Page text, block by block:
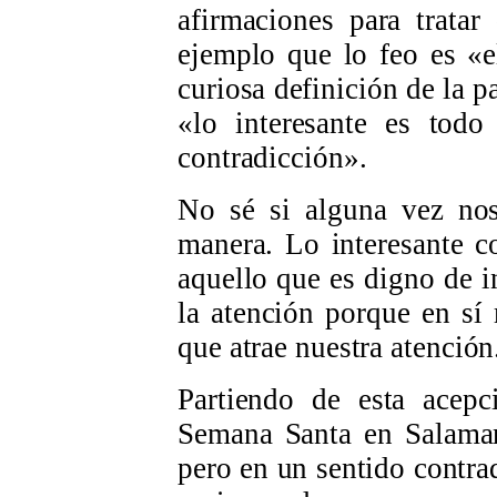
afirmaciones para
ejemplo que lo feo es
curiosa definición de la
«lo interesante es
contradicción».
No sé si alguna vez
manera. Lo interesante
aquello que es digno de
la atención porque en
que atrae nuestra
Partiendo de esta
Semana Santa en
pero en un sentido